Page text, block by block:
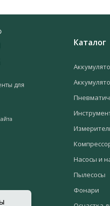
для
Каталог
Насосы и
Пылесосы
Фонари